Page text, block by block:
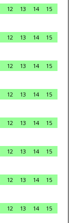
12 13 14
15
12 13 14
15
12 13 14
15
12 13 14
15
12 13 14
15
12 13 14
15
12 13 14
15
12 13 14
15